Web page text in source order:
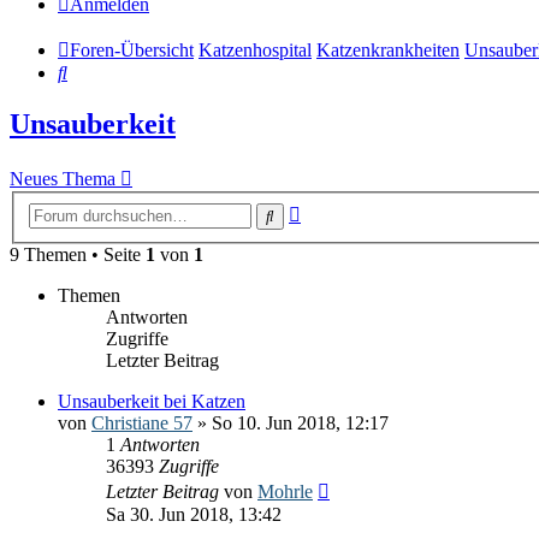
Anmelden
Foren-Übersicht Katzenhospital Katzenkrankheiten
Suche
Unsauberkeit
Neues Thema
Suche
9 Themen • Seite 1 von 1
Themen
Antworten
Zugriffe
Letzter Beitrag
Unsauberkeit bei Katzen
von Christiane 57 » So 10. Jun 2018, 12:17
1 Antworten
36393 Zugriffe
Letzter Beitrag von Mohrle
Sa 30. Jun 2018, 13:42